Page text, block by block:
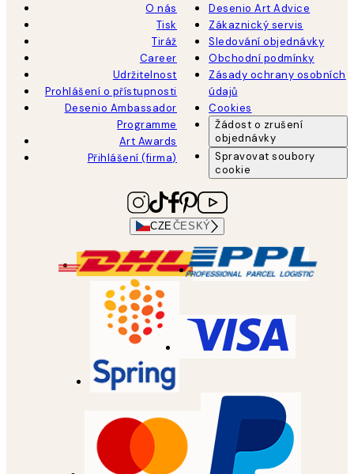
O nás
Tisk
Tiráž
Career
Udržitelnost
Prohlášení o přístupnosti
Desenio Ambassador
Programme
Art Awards
Přihlášení (firma)
Desenio Art Advice
Zákaznický servis
Sledování objednávky
Obchodní podmínky
Zásady ochrany osobních
údajů
Cookies
Žádost o zrušení
objednávky
Spravovat soubory
cookie
CZEČESKÝ